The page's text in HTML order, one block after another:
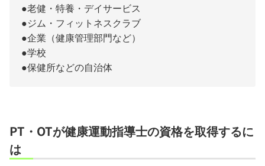
●老健・特養・デイサービス
●ジム・フィットネスクラブ
●企業（健康管理部門など）
●学校
●保健所などの自治体
PT・OTが健康運動指導士の資格を取得するに
は